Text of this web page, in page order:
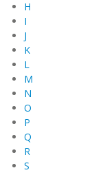
H
I
J
K
L
M
N
O
P
Q
R
S